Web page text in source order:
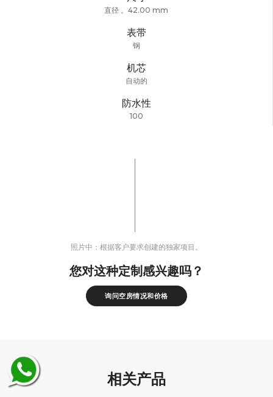
直径 。42.00 mm
表带
钢
机芯
自动的
防水性
100
照片中：根据客户要求创建的独家项目。
您对这种定制感兴趣吗？
询问空房情况和价格
相关产品